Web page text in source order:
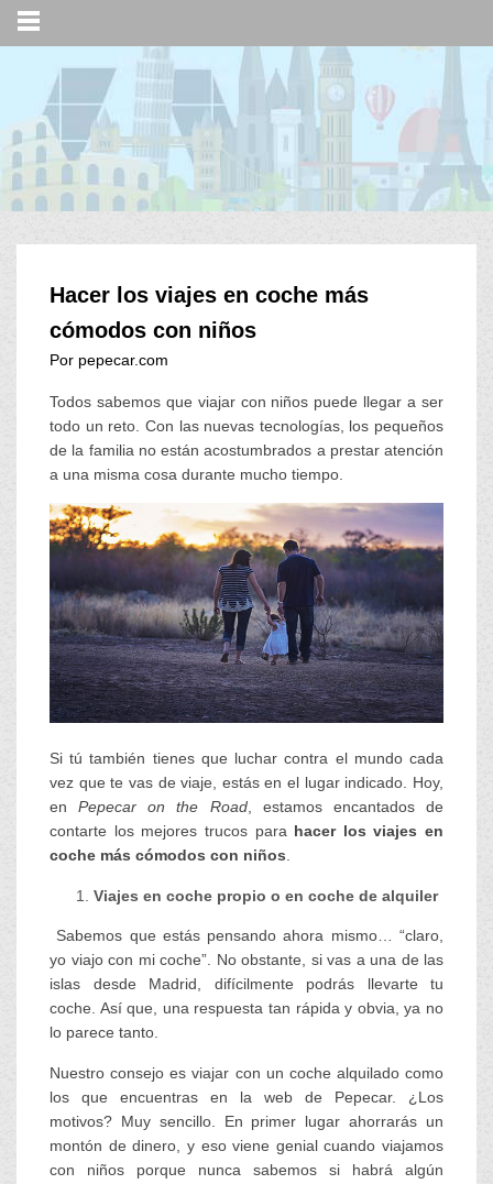
Hacer los viajes en coche más
cómodos con niños
Por pepecar.com
Todos sabemos que viajar con niños puede llegar a ser
todo un reto. Con las nuevas tecnologías, los pequeños
de la familia no están acostumbrados a prestar atención
a una misma cosa durante mucho tiempo.
Si tú también tienes que luchar contra el mundo cada
vez que te vas de viaje, estás en el lugar indicado. Hoy,
enPepecar on the Road, estamos encantados de
contarte los mejores trucos para hacer los viajes en
coche más cómodos con niños.
Viajes en coche propio o en coche de alquiler
Sabemos que estás pensando ahora mismo… “claro,
yo viajo con mi coche”. No obstante, si vas a una de las
islas desde Madrid, difícilmente podrás llevarte tu
coche. Así que, una respuesta tan rápida y obvia, ya no
lo parece tanto.
Nuestro consejo es viajar con un coche alquilado como
los que encuentras en la web de Pepecar. ¿Los
motivos? Muy sencillo. En primer lugar ahorrarás un
montón de dinero, y eso viene genial cuando viajamos
con niños porque nunca sabemos si habrá algún